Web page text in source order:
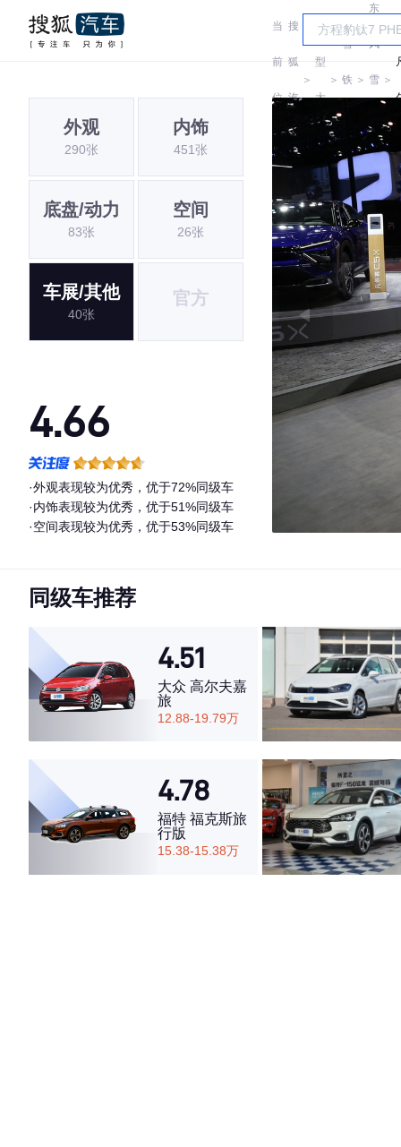
当
前
位
置:
搜
狐
汽
车
＞
车
型
大
＞
雪
铁 ＞
东
风
雪
龙
＞
外观
290张
内饰
451张
底盘/动力
83张
空间
26张
车展/其他
40张
官方
4.66
·外观表现较为优秀，优于72%同级车
·内饰表现较为优秀，优于51%同级车
·空间表现较为优秀，优于53%同级车
同级车推荐
4.51
大众 高尔夫嘉
旅
12.88-19.79万
4.78
福特 福克斯旅
行版
15.38-15.38万